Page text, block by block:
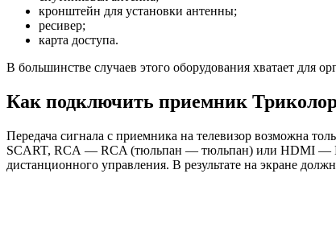
кронштейн для установки антенны;
ресивер;
карта доступа.
В большинстве случаев этого оборудования хватает для
Как подключить приемник
Передача сигнала с приемника на телевизор возможна
SCART, RCA — RCA (тюльпан — тюльпан) или HDMI —
дистанционного управления. В результате на экране